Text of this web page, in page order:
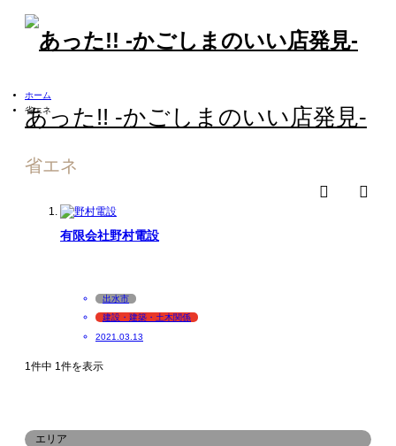
あった!! -かごしまのいい店発見-
ホーム
省エネ
省エネ
有限会社野村電設
出水市
建設・建築・土木関係
2021.03.13
1件中 1件を表示
エリア